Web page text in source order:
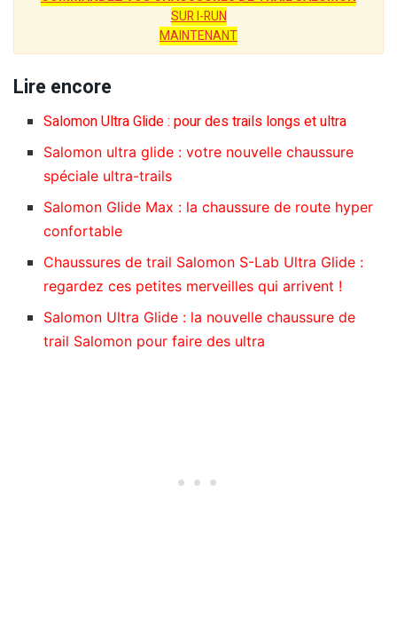
SUR I-RUN
MAINTENANT
Lire encore
Salomon Ultra Glide : pour des trails longs et ultra
Salomon ultra glide : votre nouvelle chaussure
spéciale ultra-trails
Salomon Glide Max : la chaussure de route hyper
confortable
Chaussures de trail Salomon S-Lab Ultra Glide :
regardez ces petites merveilles qui arrivent !
Salomon Ultra Glide : la nouvelle chaussure de
trail Salomon pour faire des ultra